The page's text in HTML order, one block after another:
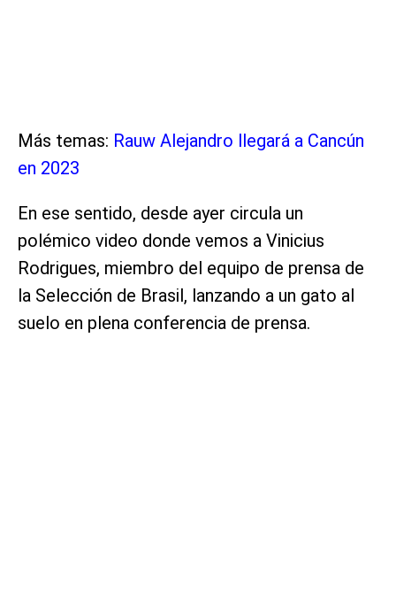
Más temas: Rauw Alejandro llegará a Cancún
en 2023
En ese sentido, desde ayer circula un
polémico video donde vemos a Vinicius
Rodrigues, miembro del equipo de prensa de
la Selección de Brasil, lanzando a un gato al
suelo en plena conferencia de prensa.